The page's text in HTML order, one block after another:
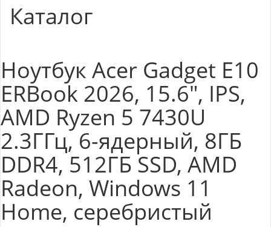
Каталог
Ноутбук Acer Gadget E10
ERBook 2026, 15.6", IPS,
AMD Ryzen 5 7430U
2.3ГГц, 6-ядерный, 8ГБ
DDR4, 512ГБ SSD, AMD
Radeon, Windows 11
Home, серебристый